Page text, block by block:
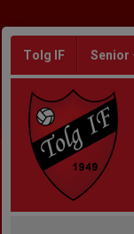
Tolg IF Senior